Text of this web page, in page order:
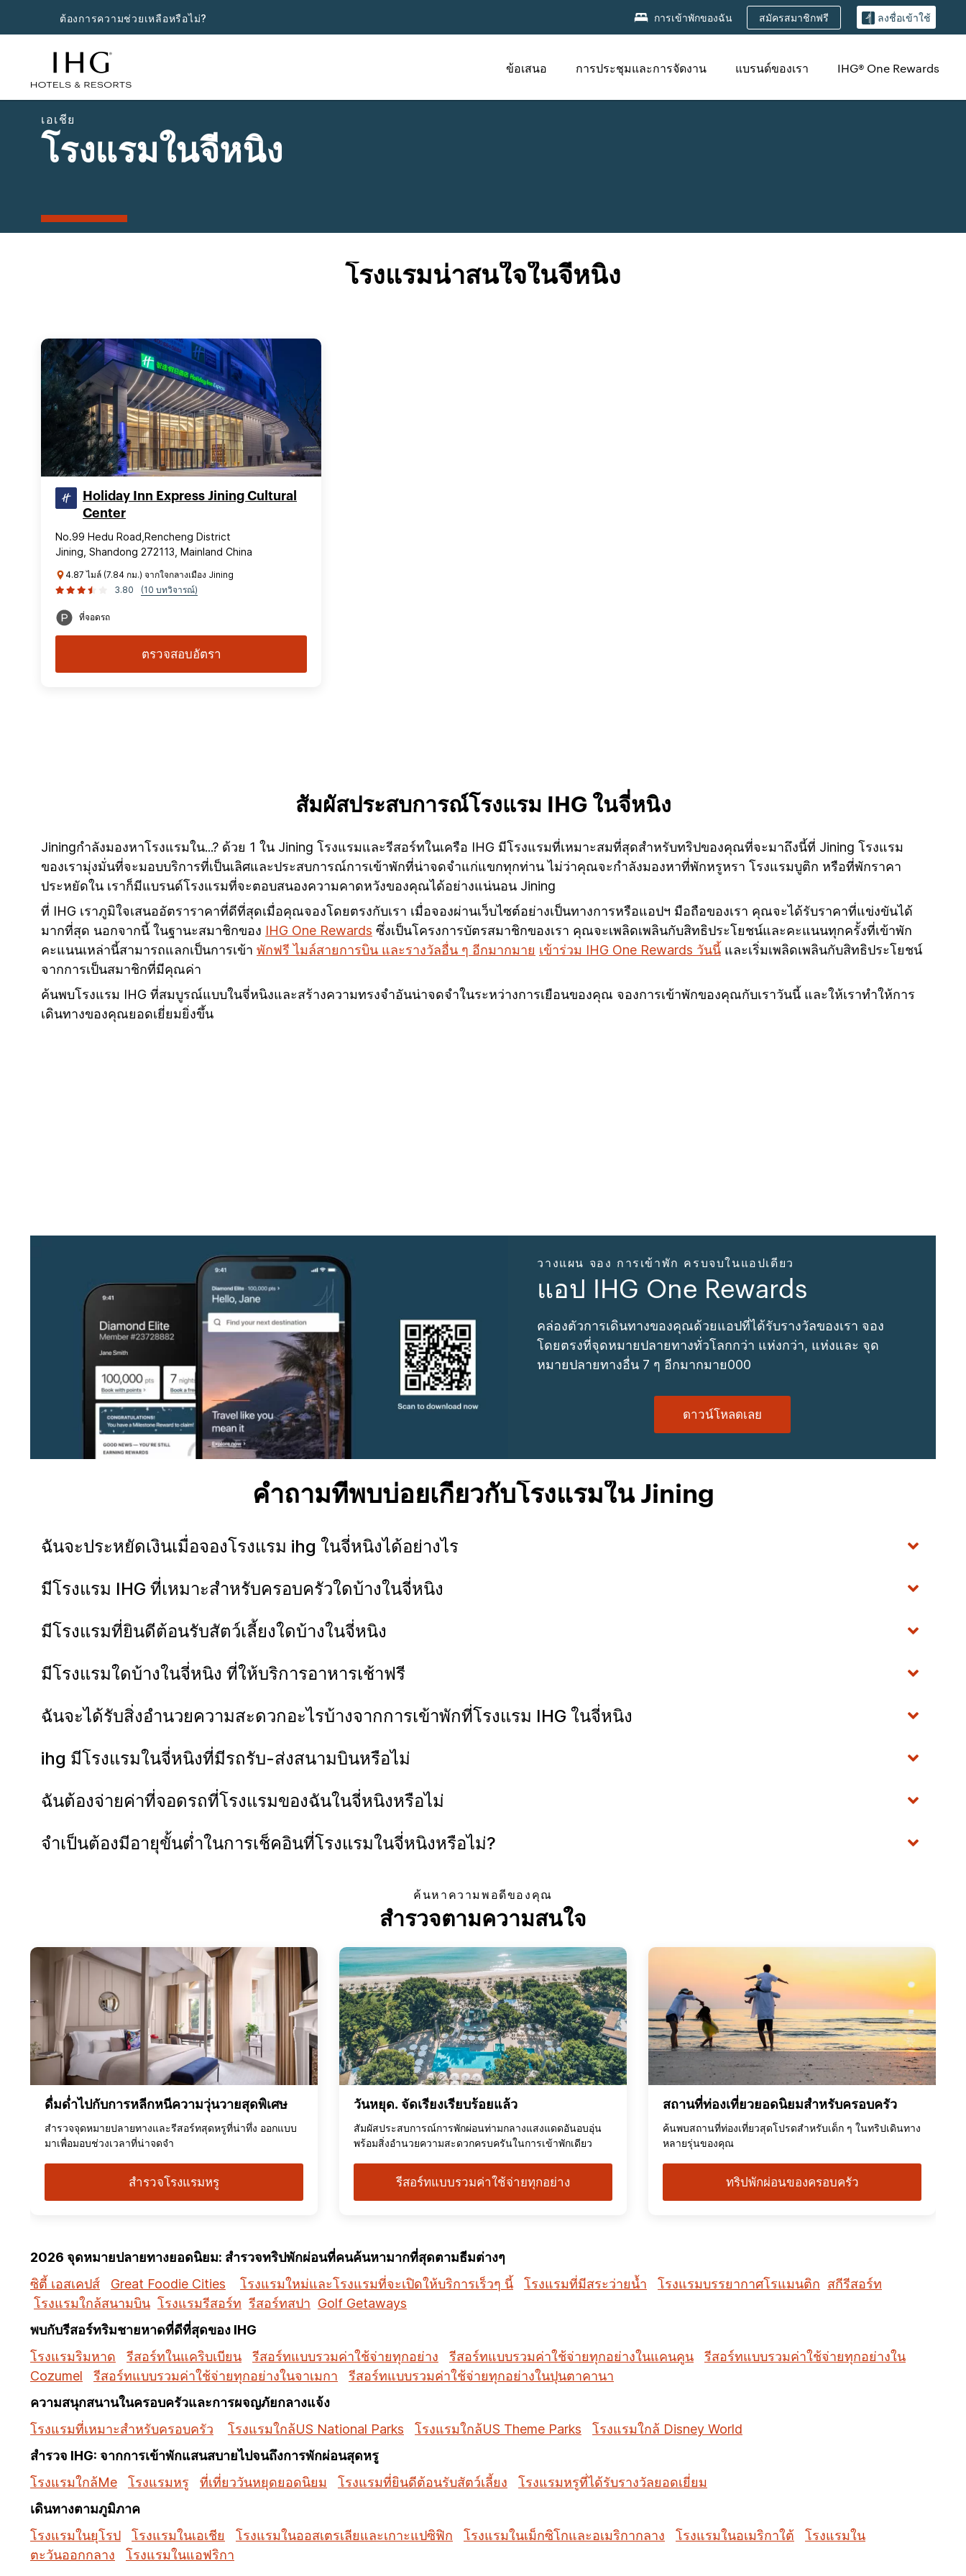
ต้องการความช่วยเหลือหรือไม่? การเข้าพักของฉัน สมัครสมาชิกฟรี ลงชื่อเข้าใช้
ข้อเสนอ การประชุมและการจัดงาน แบรนด์ของเรา IHG® One Rewards
เอเชีย
โรงแรมในจีหนิง
โรงแรมน่าสนใจในจีหนิง
Holiday Inn Express Jining Cultural
Center
No.99 Hedu Road,Rencheng District
Jining, Shandong 272113, Mainland China
4.87 ไมล์ (7.84 กม.) จากใจกลางเมือง Jining
3.80
(10 บทวิจารณ์)
ที่จอดรถ
ตรวจสอบอัตรา
สัมผัสประสบการณ์โรงแรม IHG ในจี่หนิง
Jiningกำลังมองหาโรงแรมใน...? ด้วย 1 ใน Jining โรงแรมและรีสอร์ทในเครือ IHG มีโรงแรมที่เหมาะสมที่สุดสำหรับทริปของคุณที่จะมาถึงนี้ที่ Jining โรงแรม
ของเรามุ่งมั่นที่จะมอบบริการที่เป็นเลิศและประสบการณ์การเข้าพักที่น่าจดจำแก่แขกทุกท่าน ไม่ว่าคุณจะกำลังมองหาที่พักหรูหรา โรงแรมบูติก หรือที่พักราคา
ประหยัดใน เราก็มีแบรนด์โรงแรมที่จะตอบสนองความคาดหวังของคุณได้อย่างแน่นอน Jining
ที่ IHG เราภูมิใจเสนออัตราราคาที่ดีที่สุดเมื่อคุณจองโดยตรงกับเรา เมื่อจองผ่านเว็บไซต์อย่างเป็นทางการหรือแอปฯ มือถือของเรา คุณจะได้รับราคาที่แข่งขันได้
มากที่สุด นอกจากนี้ ในฐานะสมาชิกของ IHG One Rewards ซึ่งเป็นโครงการบัตรสมาชิกของเรา คุณจะเพลิดเพลินกับสิทธิประโยชน์และคะแนนทุกครั้งที่เข้าพัก
คะแนนเหล่านี้สามารถแลกเป็นการเข้า พักฟรี ไมล์สายการบิน และรางวัลอื่น ๆ อีกมากมาย เข้าร่วม IHG One Rewards วันนี้ และเริ่มเพลิดเพลินกับสิทธิประโยชน์
จากการเป็นสมาชิกที่มีคุณค่า
ค้นพบโรงแรม IHG ที่สมบูรณ์แบบในจี่หนิงและสร้างความทรงจำอันน่าจดจำในระหว่างการเยือนของคุณ จองการเข้าพักของคุณกับเราวันนี้ และให้เราทำให้การ
เดินทางของคุณยอดเยี่ยมยิ่งขึ้น
วางแผน จอง การเข้าพัก ครบจบในแอปเดียว
แอป IHG One Rewards
คล่องตัวการเดินทางของคุณด้วยแอปที่ได้รับรางวัลของเรา จอง
โดยตรงที่จุดหมายปลายทางทั่วโลกกว่า แห่งกว่า, แห่งและ จุด
หมายปลายทางอื่น 7 ๆ อีกมากมาย000
ดาวน์โหลดเลย
คำถามที่พบบ่อยเกี่ยวกับโรงแรมใน Jining
ฉันจะประหยัดเงินเมื่อจองโรงแรม ihg ในจี่หนิงได้อย่างไร
มีโรงแรม IHG ที่เหมาะสำหรับครอบครัวใดบ้างในจี่หนิง
มีโรงแรมที่ยินดีต้อนรับสัตว์เลี้ยงใดบ้างในจี่หนิง
มีโรงแรมใดบ้างในจี่หนิง ที่ให้บริการอาหารเช้าฟรี
ฉันจะได้รับสิ่งอำนวยความสะดวกอะไรบ้างจากการเข้าพักที่โรงแรม IHG ในจี่หนิง
ihg มีโรงแรมในจี่หนิงที่มีรถรับ-ส่งสนามบินหรือไม่
ฉันต้องจ่ายค่าที่จอดรถที่โรงแรมของฉันในจี่หนิงหรือไม่
จำเป็นต้องมีอายุขั้นต่ำในการเช็คอินที่โรงแรมในจี่หนิงหรือไม่?
ค้นหาความพอดีของคุณ
สำรวจตามความสนใจ
ดื่มด่ำไปกับการหลีกหนีความวุ่นวายสุดพิเศษ
สำรวจจุดหมายปลายทางและรีสอร์ทสุดหรูที่น่าทึ่ง ออกแบบ
มาเพื่อมอบช่วงเวลาที่น่าจดจำ
สำรวจโรงแรมหรู
วันหยุด. จัดเรียงเรียบร้อยแล้ว
สัมผัสประสบการณ์การพักผ่อนท่ามกลางแสงแดดอันอบอุ่น
พร้อมสิ่งอำนวยความสะดวกครบครันในการเข้าพักเดียว
รีสอร์ทแบบรวมค่าใช้จ่ายทุกอย่าง
สถานที่ท่องเที่ยวยอดนิยมสำหรับครอบครัว
ค้นพบสถานที่ท่องเที่ยวสุดโปรดสำหรับเด็ก ๆ ในทริปเดินทาง
หลายรุ่นของคุณ
ทริปพักผ่อนของครอบครัว
2026 จุดหมายปลายทางยอดนิยม: สำรวจทริปพักผ่อนที่คนค้นหามากที่สุดตามธีมต่างๆ
ซิตี้ เอสเคปส์
Great Foodie Cities โรงแรมใหม่และโรงแรมที่จะเปิดให้บริการเร็วๆ นี้ โรงแรมที่มีสระว่ายน้ำ โรงแรมบรรยากาศโรแมนติก สกีรีสอร์ท
โรงแรมใกล้สนามบิน โรงแรมรีสอร์ท รีสอร์ทสปา Golf Getaways
พบกับรีสอร์ทริมชายหาดที่ดีที่สุดของ IHG
โรงแรมริมหาด
รีสอร์ทในแคริบเบียน รีสอร์ทแบบรวมค่าใช้จ่ายทุกอย่าง รีสอร์ทแบบรวมค่าใช้จ่ายทุกอย่างในแคนคูน
รีสอร์ทแบบรวมค่าใช้จ่ายทุกอย่างใน
Cozumel
รีสอร์ทแบบรวมค่าใช้จ่ายทุกอย่างในจาเมกา
รีสอร์ทแบบรวมค่าใช้จ่ายทุกอย่างในปุนตาคานา
ความสนุกสนานในครอบครัวและการผจญภัยกลางแจ้ง
โรงแรมที่เหมาะสำหรับครอบครัว
โรงแรมใกล้US National Parks โรงแรมใกล้US Theme Parks
โรงแรมใกล้ Disney World
สำรวจ IHG: จากการเข้าพักแสนสบายไปจนถึงการพักผ่อนสุดหรู
โรงแรมใกล้Me
โรงแรมหรู ที่เที่ยววันหยุดยอดนิยม โรงแรมที่ยินดีต้อนรับสัตว์เลี้ยง
โรงแรมหรูที่ได้รับรางวัลยอดเยี่ยม
เดินทางตามภูมิภาค
โรงแรมในยุโรป
โรงแรมในเอเชีย โรงแรมในออสเตรเลียและเกาะแปซิฟิก โรงแรมในเม็กซิโกและอเมริกากลาง โรงแรมในอเมริกาใต้
โรงแรมใน
ตะวันออกกลาง
โรงแรมในแอฟริกา